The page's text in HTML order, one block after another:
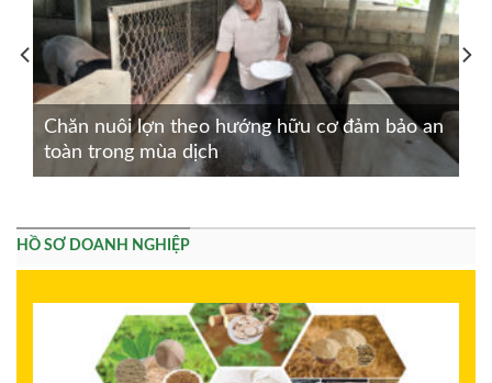
Chăn nuôi lợn theo hướng hữu cơ đảm bảo an
toàn trong mùa dịch
HỒ SƠ DOANH NGHIỆP